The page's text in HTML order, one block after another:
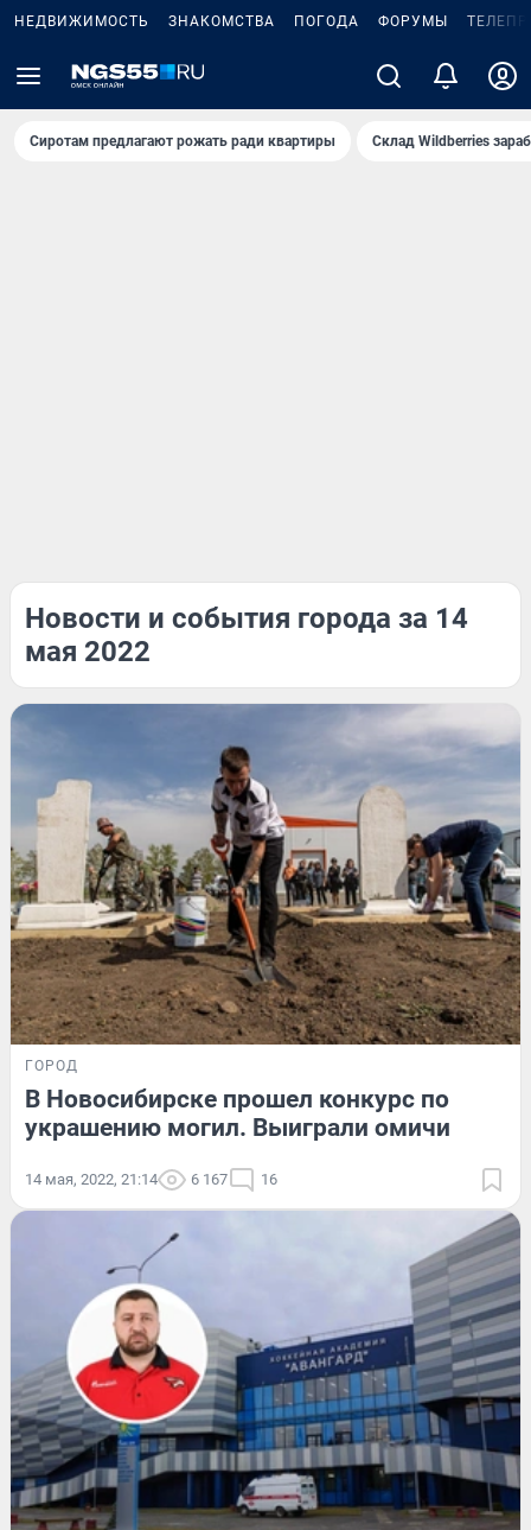
НЕДВИЖИМОСТЬ ЗНАКОМСТВА ПОГОДА ФОРУМЫ
Сиротам предлагают рожать ради квартиры Склад Wildberries
Новости и события города за 14
мая 2022
ГОРОД
В Новосибирске прошел конкурс по
украшению могил. Выиграли омичи
14 мая, 2022, 21:14 6 167 16